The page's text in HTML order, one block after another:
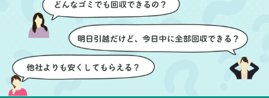
進めることができ、安心
感を持って作業をお任せ
できました。さらに、作
業終了後には部屋全体を
清掃していただき、まる
で新しい家のような清潔
感に感動しました。
ても嬉しかったです。作
業が終わった後には、こ
ちらからお願いしなくて
も部屋を簡単に清掃して
いただけたのも好印象で
した。